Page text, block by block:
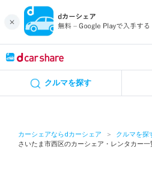
クルマを探す
カーシェアならdカーシェア クルマを探
さいたま市西区のカーシェア・レンタカー一
カーシェア